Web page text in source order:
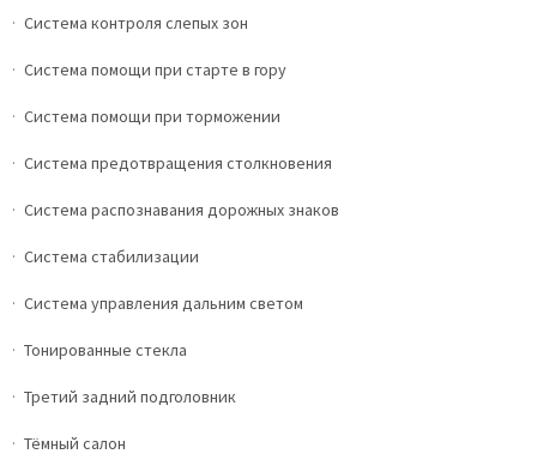
Система контроля слепых зон
Система помощи при старте в гору
Система помощи при торможении
Система предотвращения столкновения
Система распознавания дорожных знаков
Система стабилизации
Система управления дальним светом
Тонированные стекла
Третий задний подголовник
Тёмный салон